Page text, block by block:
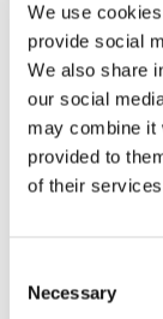
We use
provide social
We also share
our social
may combine it
provided to
of their
Selection
Necessary
advanced